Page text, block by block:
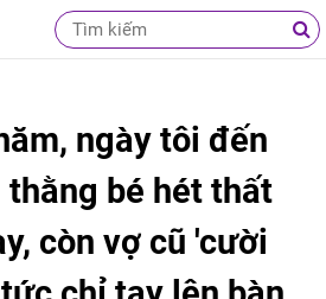
ngày tôi đến
bé hét thất
còn vợ cũ 'cười